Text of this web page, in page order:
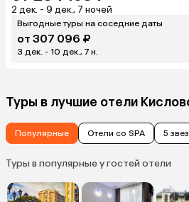
2 дек. - 9 дек., 7 ночей
Выгодные туры на соседние даты
от 307 096 ₽
3 дек. - 10 дек., 7 н.
Туры в лучшие отели
Популярные Отели со SPA 5
Туры в популярные у гостей отели